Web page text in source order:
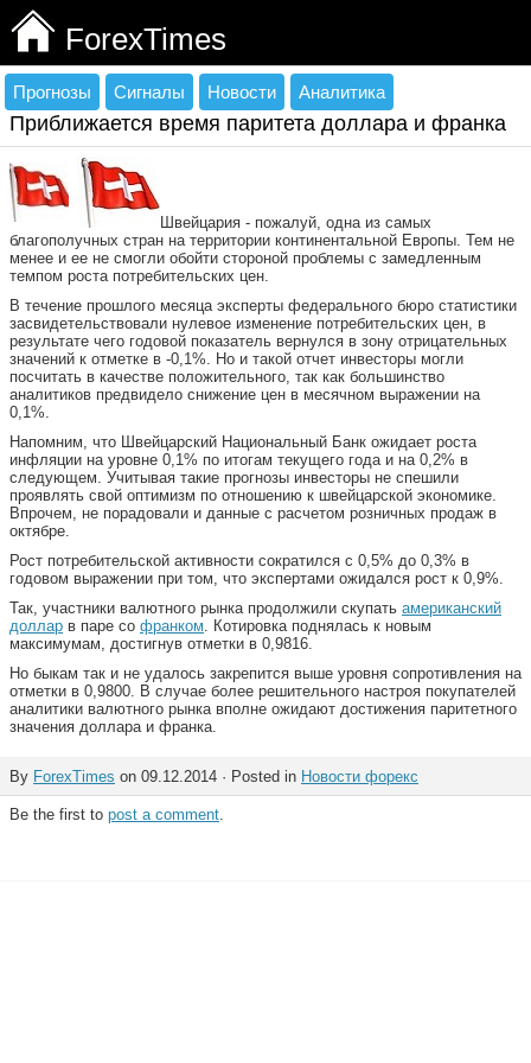
ForexTimes
Прогнозы Сигналы Новости Аналитика
Приближается время паритета доллара и франка
Швейцария - пожалуй, одна из самых
благополучных стран на территории континентальной Европы. Тем не
менее и ее не смогли обойти стороной проблемы с замедленным
темпом роста потребительских цен.
В течение прошлого месяца эксперты федерального бюро статистики
засвидетельствовали нулевое изменение потребительских цен, в
результате чего годовой показатель вернулся в зону отрицательных
значений к отметке в -0,1%. Но и такой отчет инвесторы могли
посчитать в качестве положительного, так как большинство
аналитиков предвидело снижение цен в месячном выражении на
0,1%.
Напомним, что Швейцарский Национальный Банк ожидает роста
инфляции на уровне 0,1% по итогам текущего года и на 0,2% в
следующем. Учитывая такие прогнозы инвесторы не спешили
проявлять свой оптимизм по отношению к швейцарской экономике.
Впрочем, не порадовали и данные с расчетом розничных продаж в
октябре.
Рост потребительской активности сократился с 0,5% до 0,3% в
годовом выражении при том, что экспертами ожидался рост к 0,9%.
Так, участники валютного рынка продолжили скупать американский
доллар в паре со франком. Котировка поднялась к новым
максимумам, достигнув отметки в 0,9816.
Но быкам так и не удалось закрепится выше уровня сопротивления на
отметки в 0,9800. В случае более решительного настроя покупателей
аналитики валютного рынка вполне ожидают достижения паритетного
значения доллара и франка.
By ForexTimes on 09.12.2014 · Posted in Новости форекс
Be the first to post a comment.